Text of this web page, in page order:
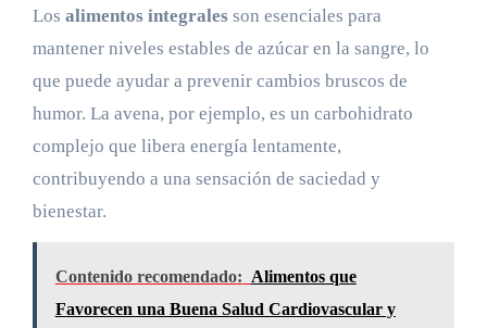
Los alimentos integrales son esenciales para
mantener niveles estables de azúcar en la sangre, lo
que puede ayudar a prevenir cambios bruscos de
humor. La avena, por ejemplo, es un carbohidrato
complejo que libera energía lentamente,
contribuyendo a una sensación de saciedad y
bienestar.
Contenido recomendado: Alimentos que
Favorecen una Buena Salud Cardiovascular y